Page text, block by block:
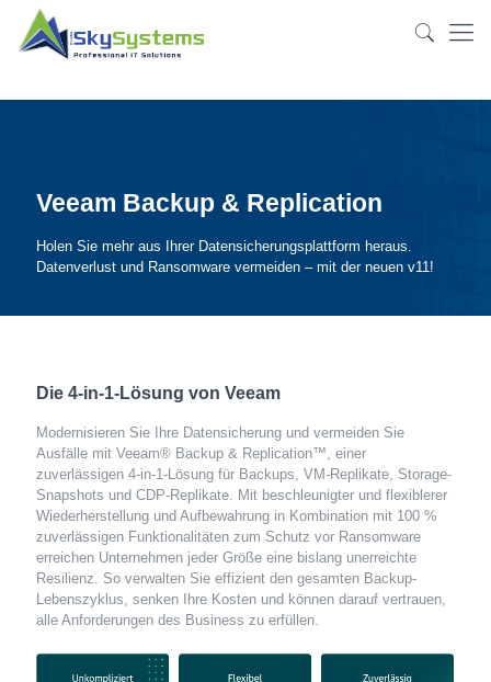
Veeam Backup & Replication
Holen Sie mehr aus Ihrer Datensicherungsplattform heraus.
Datenverlust und Ransomware vermeiden – mit der neuen v11!
Die 4-in-1-Lösung von Veeam
Modernisieren Sie Ihre Datensicherung und vermeiden Sie
Ausfälle mit Veeam® Backup & Replication™, einer
zuverlässigen 4-in-1-Lösung für Backups, VM-Replikate, Storage-
Snapshots und CDP-Replikate. Mit beschleunigter und flexiblerer
Wiederherstellung und Aufbewahrung in Kombination mit 100 %
zuverlässigen Funktionalitäten zum Schutz vor Ransomware
erreichen Unternehmen jeder Größe eine bislang unerreichte
Resilienz. So verwalten Sie effizient den gesamten Backup-
Lebenszyklus, senken Ihre Kosten und können darauf vertrauen,
alle Anforderungen des Business zu erfüllen.